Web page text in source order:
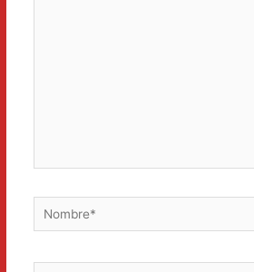
Nombre*